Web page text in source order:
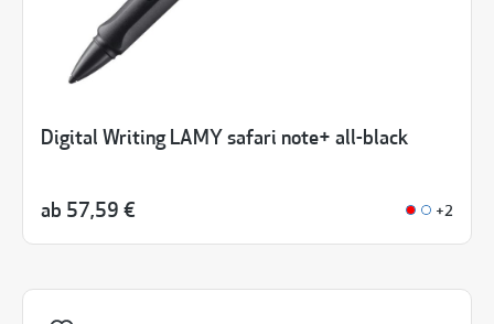
Digital Writing LAMY safari note+ all-black
ab 57,59 € +2